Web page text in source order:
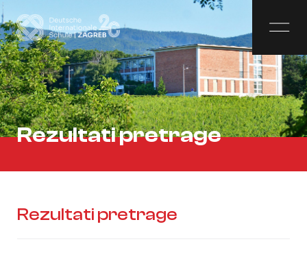
Rezultati pretrage
Rezultati pretrage